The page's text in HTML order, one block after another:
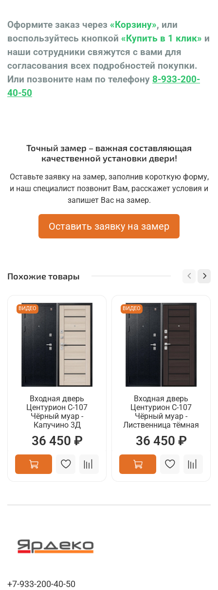
Оформите заказ через «Корзину», или
воспользуйтесь кнопкой «Купить в 1 клик» и
наши сотрудники свяжутся с вами для
согласования всех подробностей покупки.
Или позвоните нам по телефону 8-933-200-
40-50
Точный замер – важная составляющая
качественной установки двери!
Оставьте заявку на замер, заполнив короткую форму,
и наш специалист позвонит Вам, расскажет условия и
запишет Вас на замер.
Оставить заявку на замер
Похожие товары
ВИДЕО
Входная дверь
Центурион C-107
Чёрный муар -
Капучино 3Д
36 450 ₽
ВИДЕО
Входная дверь
Центурион C-107
Чёрный муар -
Лиственница тёмная
36 450 ₽
+7-933-200-40-50